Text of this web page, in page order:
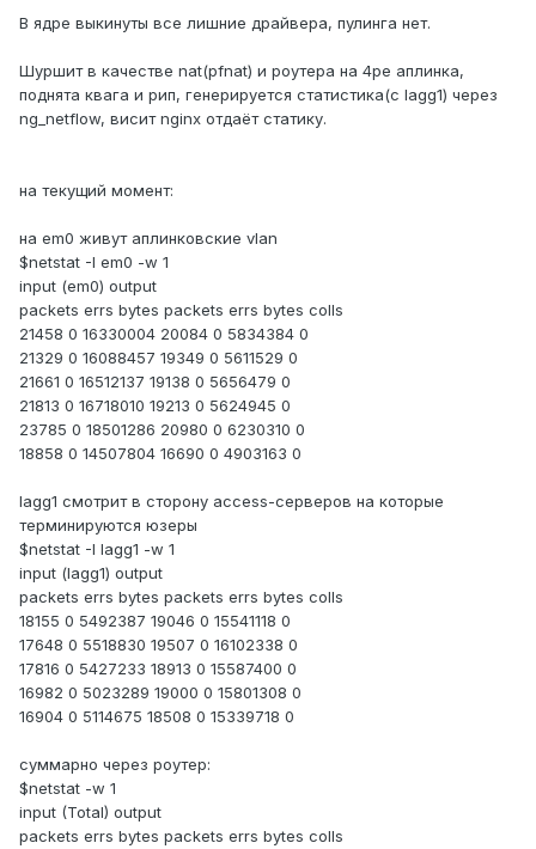
В ядре выкинуты все лишние драйвера, пулинга нет.
Шуршит в качестве nat(pfnat) и роутера на 4ре аплинка,
поднята квага и рип, генерируется статистика(с lagg1) через
ng_netflow, висит nginx отдаёт статику.
на текущий момент:
на em0 живут аплинковские vlan
$netstat -I em0 -w 1
input (em0) output
packets errs bytes packets errs bytes colls
21458 0 16330004 20084 0 5834384 0
21329 0 16088457 19349 0 5611529 0
21661 0 16512137 19138 0 5656479 0
21813 0 16718010 19213 0 5624945 0
23785 0 18501286 20980 0 6230310 0
18858 0 14507804 16690 0 4903163 0
lagg1 смотрит в сторону access-серверов на которые
терминируются юзеры
$netstat -I lagg1 -w 1
input (lagg1) output
packets errs bytes packets errs bytes colls
18155 0 5492387 19046 0 15541118 0
17648 0 5518830 19507 0 16102338 0
17816 0 5427233 18913 0 15587400 0
16982 0 5023289 19000 0 15801308 0
16904 0 5114675 18508 0 15339718 0
суммарно через роутер:
$netstat -w 1
input (Total) output
packets errs bytes packets errs bytes colls